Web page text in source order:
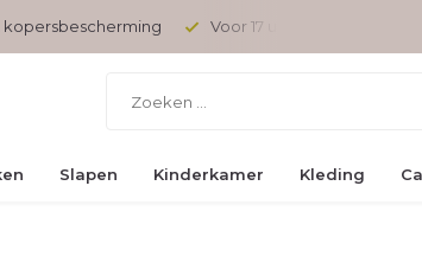
Voor 17 uur besteld,
Slapen Kinderkamer Kleding